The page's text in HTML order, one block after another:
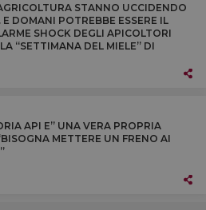
STANNO UCCIDENDO
DOMANI POTREBBE ESSERE IL
SHOCK DEGLI APICOLTORI
“SETTIMANA DEL MIELE” DI
API E” UNA VERA PROPRIA
METTERE UN FRENO AI